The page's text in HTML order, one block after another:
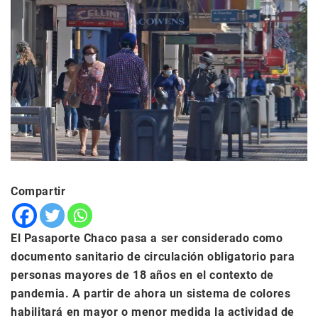
Compartir
El Pasaporte Chaco pasa a ser considerado como
documento sanitario de circulación obligatorio para
personas mayores de 18 años en el contexto de
pandemia. A partir de ahora un sistema de colores
habilitará en mayor o menor medida la actividad de